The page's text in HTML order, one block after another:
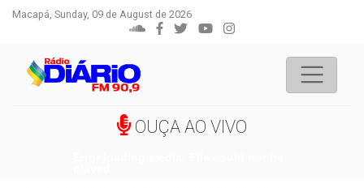
Macapá, Sunday, 09 de August de 2026
OUÇA AO VIVO